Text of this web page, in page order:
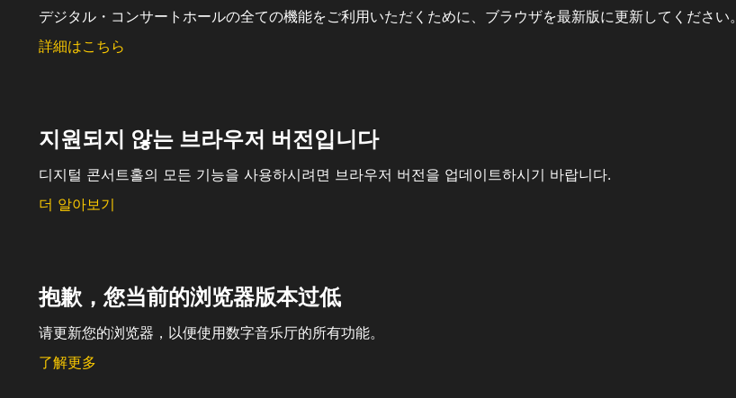
デジタル・コンサートホールの全ての機能をご利用いただくために、ブラウザを最新版に更新してください。
詳細はこちら
지원되지 않는 브라우저 버전입니다
디지털 콘서트홀의 모든 기능을 사용하시려면 브라우저 버전을 업데이트하시기 바랍니다.
더 알아보기
抱歉，您当前的浏览器版本过低
请更新您的浏览器，以便使用数字音乐厅的所有功能。
了解更多